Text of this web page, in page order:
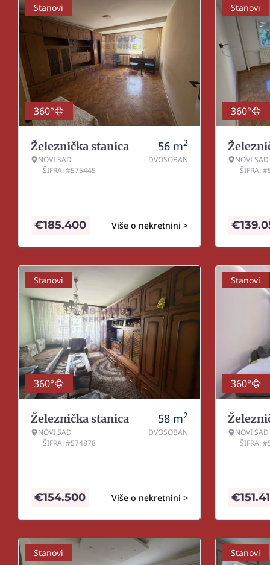
Stanovi
360°
Železnička stanica
NOVI SAD
ŠIFRA: #575445
56 m2
DVOSOBAN
Više o nekretnini >
€185.400
Stanovi
360°
NOVI SAD
ŠIFRA:
€
Stanovi
360°
Železnička stanica
NOVI SAD
ŠIFRA: #574878
58 m2
DVOSOBAN
Više o nekretnini >
€154.500
Stanovi
360°
NOVI SAD
ŠIFRA:
€
Stanovi Stanovi